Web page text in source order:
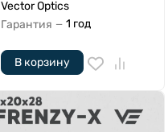
Vector Optics
Гарантия — 1 год
В корзину